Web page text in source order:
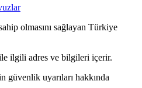
olmasını sağlayan Türkiye
ilgili adres ve bilgileri içerir.
güvenlik uyarıları hakkında